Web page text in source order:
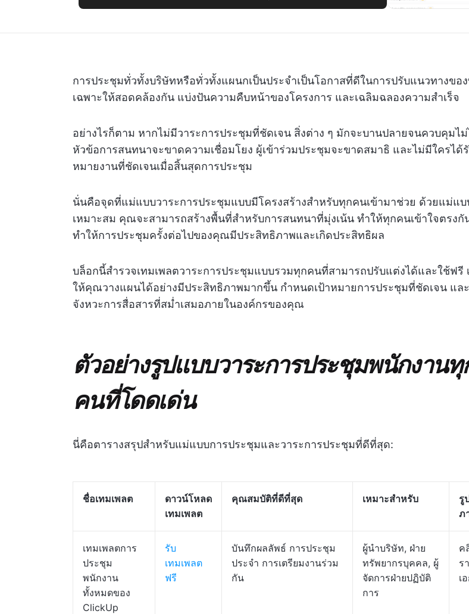
การประชุมทั่วทั้งบริษัทหรือทั่วทั้งแผนกเป็นประจำเป็นโอกาสที่ดีในการปรับแนวทางขอ
เฉพาะให้สอดคล้องกัน แบ่งปันความคืบหน้าของโครงการ และเฉลิมฉลองความสำเร็จ
อย่างไรก็ตาม หากไม่มีวาระการประชุมที่ชัดเจน สิ่งต่าง ๆ มักจะบานปลายจนควบคุมไ
หัวข้อการสนทนาจะขาดความเชื่อมโยง ผู้เข้าร่วมประชุมจะขาดสมาธิ และไม่มีใครได้
หมายงานที่ชัดเจนเมื่อสิ้นสุดการประชุม
นั่นคือจุดที่แม่แบบวาระการประชุมแบบมีโครงสร้างสำหรับทุกคนเข้ามาช่วย ด้วยแม่แบ
เหมาะสม คุณจะสามารถสร้างพื้นที่สำหรับการสนทนาที่มุ่งเน้น ทำให้ทุกคนเข้าใจตรงกั
ทำให้การประชุมครั้งต่อไปของคุณมีประสิทธิภาพและเกิดประสิทธิผล
บล็อกนี้สำรวจเทมเพลตวาระการประชุมแบบรวมทุกคนที่สามารถปรับแต่งได้และใช้ฟรี
ให้คุณวางแผนได้อย่างมีประสิทธิภาพมากขึ้น กำหนดเป้าหมายการประชุมที่ชัดเจน แล
จังหวะการสื่อสารที่สม่ำเสมอภายในองค์กรของคุณ
ตัวอย่างรูปแบบวาระการประชุมพนักงานทุ
คนที่โดดเด่น
นี่คือตารางสรุปสำหรับแม่แบบการประชุมและวาระการประชุมที่ดีที่สุด:
ชื่อเทมเพลต
ดาวน์โหลด
เทมเพลต
คุณสมบัติที่ดีที่สุด เหมาะสำหรับ
รู
ภ
เทมเพลตการ
ประชุม
พนักงาน
ทั้งหมดของ
ClickUp
รับ
เทมเพลต
ฟรี
บันทึกผลลัพธ์ การประชุม
ประจำ การเตรียมงานร่วม
กัน
ผู้นำบริษัท, ฝ่าย
ทรัพยากรบุคคล, ผู้
จัดการฝ่ายปฏิบัติ
การ
ค
ร
เ